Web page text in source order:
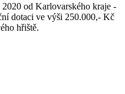
od Karlovarského kraje -
dotaci ve výši 250.000,- Kč
hřiště.